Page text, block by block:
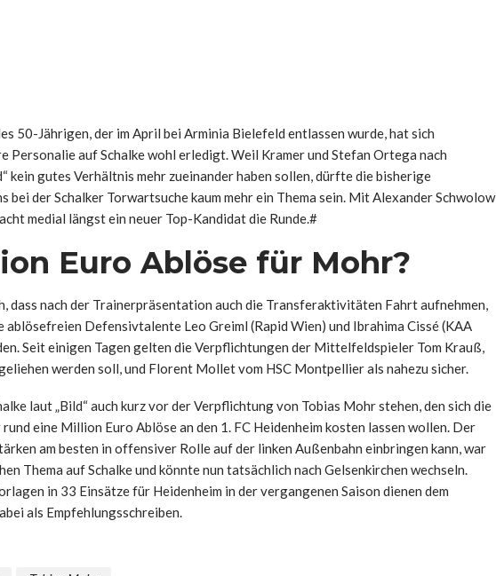
50-Jährigen, der im April bei Arminia Bielefeld entlassen wurde, hat sich
Personalie auf Schalke wohl erledigt. Weil Kramer und Stefan Ortega nach
kein gutes Verhältnis mehr zueinander haben sollen, dürfte die bisherige
bei der Schalker Torwartsuche kaum mehr ein Thema sein. Mit Alexander Schwolow
medial längst ein neuer Top-Kandidat die Runde.#
Euro Ablöse für Mohr?
dass nach der Trainerpräsentation auch die Transferaktivitäten Fahrt aufnehmen,
ablösefreien Defensivtalente Leo Greiml (Rapid Wien) und Ibrahima Cissé (KAA
Seit einigen Tagen gelten die Verpflichtungen der Mittelfeldspieler Tom Krauß,
werden soll, und Florent Mollet vom HSC Montpellier als nahezu sicher.
laut „Bild“ auch kurz vor der Verpflichtung von Tobias Mohr stehen, den sich die
eine Million Euro Ablöse an den 1. FC Heidenheim kosten lassen wollen. Der
am besten in offensiver Rolle auf der linken Außenbahn einbringen kann, war
Thema auf Schalke und könnte nun tatsächlich nach Gelsenkirchen wechseln.
in 33 Einsätze für Heidenheim in der vergangenen Saison dienen dem
als Empfehlungsschreiben.